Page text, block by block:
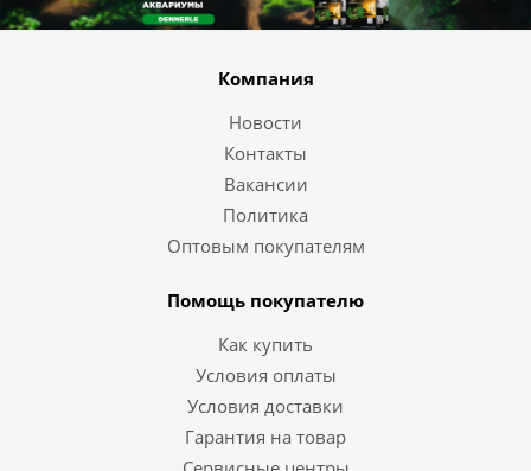
Компания
Новости
Контакты
Вакансии
Политика
Оптовым покупателям
Помощь покупателю
Как купить
Условия оплаты
Условия доставки
Гарантия на товар